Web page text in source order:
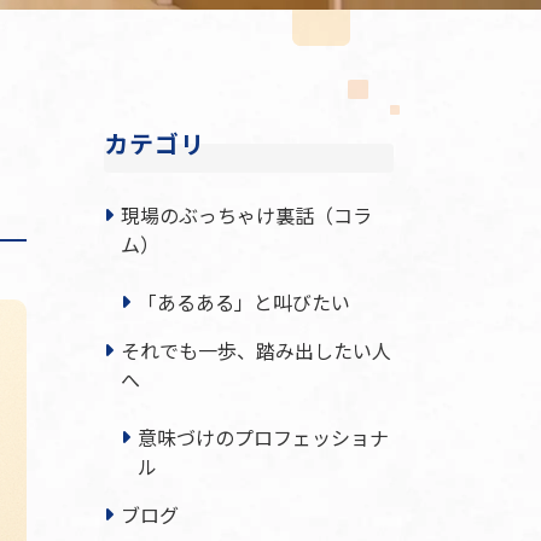
カテゴリ
現場のぶっちゃけ裏話（コラ
ム）
「あるある」と叫びたい
それでも一歩、踏み出したい人
へ
意味づけのプロフェッショナ
ル
ブログ